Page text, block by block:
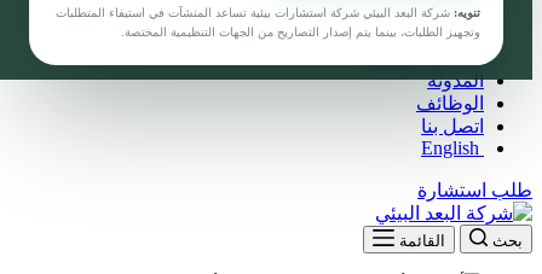
تنويه: شركة البعد البيئي شركة استشارات بيئية تساعد المنشآت في استيفاء المتطلبات
وتجهيز الطلبات، بينما يتم إصدار التصاريح من الجهات التنظيمية المختصة.
مشاريعنا
القطاعات
المدونة
الوظائف
اتصل بنا
English
طلب استشارة
بحث القائمة